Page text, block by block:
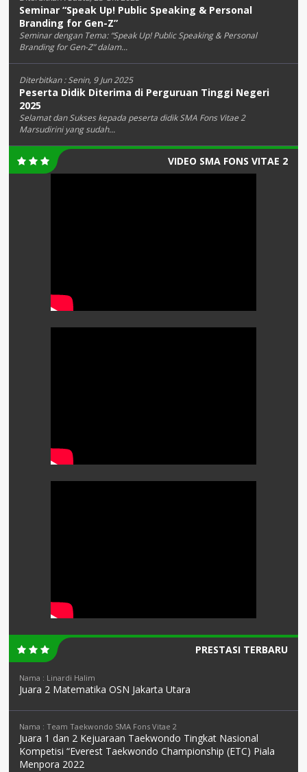
Seminar “Speak Up! Public Speaking & Personal
Branding for Gen-Z”
Seminar dengan Tema: “Speak Up! Public Speaking & Personal
Branding for Gen-Z” dalam...
Diterbitkan :Senin, 9 Jun 2025
Peserta Didik Diterima di Perguruan Tinggi Negeri
2025
Selamat dan Sukses kepada peserta didik SMA Fons Vitae 2
Marsudirini yang sudah...
VIDEO SMA FONS VITAE 2
PRESTASI TERBARU
Nama : Linardi Halim
Juara 2 Matematika OSN Jakarta Utara
Nama : Team Taekwondo SMA Fons Vitae 2
Juara 1 dan 2 Kejuaraan Taekwondo Tingkat Nasional
Kompetisi “Everest Taekwondo Championship (ETC) Piala
Menpora 2022